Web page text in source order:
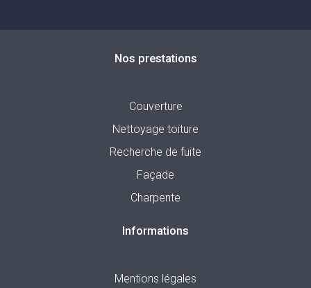
Nos prestations
Couverture
Nettoyage toiture
Recherche de fuite
Façade
Charpente
Informations
Mentions légales